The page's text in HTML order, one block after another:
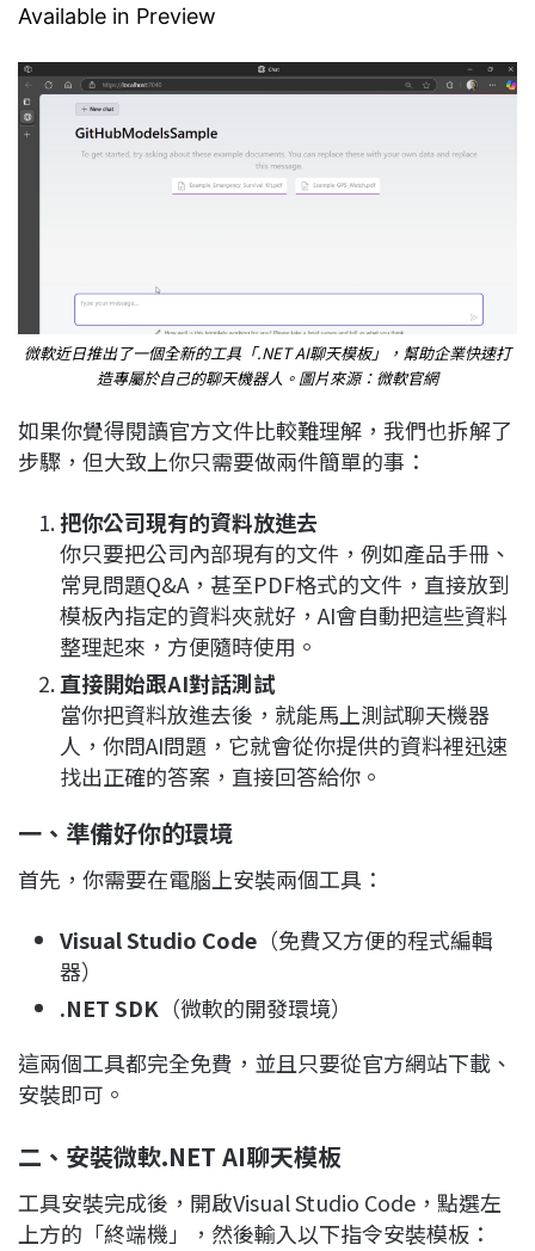
Available in Preview
微軟近日推出了一個全新的工具「.NET AI聊天模板」，幫助企業快速打
造專屬於自己的聊天機器人。圖片來源：微軟官網
如果你覺得閱讀官方文件比較難理解，我們也拆解了
步驟，但大致上你只需要做兩件簡單的事：
把你公司現有的資料放進去
你只要把公司內部現有的文件，例如產品手冊、
常見問題Q&A，甚至PDF格式的文件，直接放到
模板內指定的資料夾就好，AI會自動把這些資料
整理起來，方便隨時使用。
直接開始跟AI對話測試
當你把資料放進去後，就能馬上測試聊天機器
人，你問AI問題，它就會從你提供的資料裡迅速
找出正確的答案，直接回答給你。
一、準備好你的環境
首先，你需要在電腦上安裝兩個工具：
Visual Studio Code （免費又方便的程式編輯
器）
.NET SDK （微軟的開發環境）
這兩個工具都完全免費，並且只要從官方網站下載、
安裝即可。
二、安裝微軟.NET AI聊天模板
工具安裝完成後，開啟Visual Studio Code，點選左
上方的「終端機」，然後輸入以下指令安裝模板：